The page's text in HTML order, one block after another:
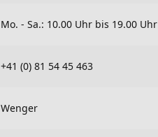
Mo. - Sa.: 10.00 Uhr bis 19.00 Uhr
+41 (0) 81 54 45 463
Wenger